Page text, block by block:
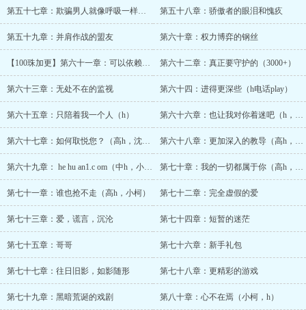
第五十七章：欺骗男人就像呼吸一样简单 第五十八章：骄傲者的眼泪和愧疚
第五十九章：并肩作战的盟友 第六十章：权力博弈的钢丝
【100珠加更】第六十一章：可以依赖的温暖 第六十二章：真正要守护的（3000+）
第六十三章：无处不在的监视 第六十四：进得更深些（h电话play）
第六十五章：只陪着我一个人（h） 第六十六章：也让我对你着迷吧（h，沈爹）
第六十七章：如何取悦您？（高h，沈爹） 第六十八章：更加深入的教导（高h，沈爹）
第六十九章： he hu an1.c om（中h，小柯） 第七十章：我的一切都属于你（高h，小柯
第七十一章：谁也抢不走（高h，小柯） 第七十二章：完全虚假的爱
第七十三章：爱，谎言，沉沦 第七十四章：短暂的迷茫
第七十五章：哥哥 第七十六章：新手礼包
第七十七章：往日旧影，如影随形 第七十八章：更精彩的游戏
第七十九章：黑暗荒诞的戏剧 第八十章：心不在焉（小柯，h）